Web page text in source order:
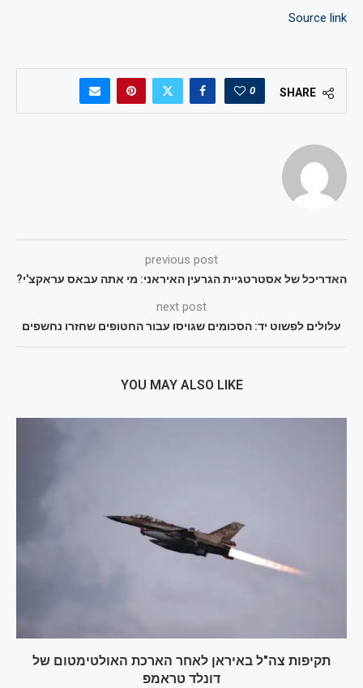
Source link
SHARE
0
previous post
האדריכל של אסטרטגיית הגרעין האיראני: מי אתה עבאס עראקצ'י?
next post
עלולים לפשוט יד: הסכומים שגויסו עבור החטופים שחזרו נחשפים
YOU MAY ALSO LIKE
תקיפות צה"ל באיראן לאחר הארכת האולטימטום של
דונלד טראמפ